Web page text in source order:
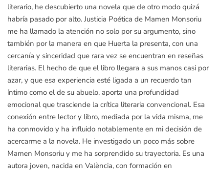
literario, he descubierto una novela que de otro modo quizá
habría pasado por alto. Justicia Poética de Mamen Monsoriu
me ha llamado la atención no solo por su argumento, sino
también por la manera en que Huerta la presenta, con una
cercanía y sinceridad que rara vez se encuentran en reseñas
literarias. El hecho de que el libro llegara a sus manos casi por
azar, y que esa experiencia esté ligada a un recuerdo tan
íntimo como el de su abuelo, aporta una profundidad
emocional que trasciende la crítica literaria convencional. Esa
conexión entre lector y libro, mediada por la vida misma, me
ha conmovido y ha influido notablemente en mi decisión de
acercarme a la novela. He investigado un poco más sobre
Mamen Monsoriu y me ha sorprendido su trayectoria. Es una
autora joven, nacida en València, con formación en